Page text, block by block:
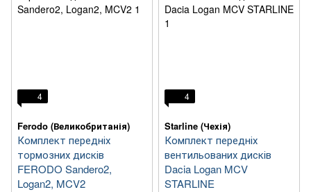
4
Ferodo (Великобританія)
Комплект передніх
тормозних дисків
FERODO Sandero2,
Logan2, MCV2
4
Starline (Чехія)
Комплект передніх
вентильованих дисків
Dacia Logan MCV
STARLINE